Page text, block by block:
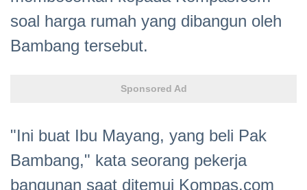
soal harga rumah yang dibangun oleh
Bambang tersebut.
Sponsored Ad
"Ini buat Ibu Mayang, yang beli Pak
Bambang," kata seorang pekerja
bangunan saat ditemui Kompas.com